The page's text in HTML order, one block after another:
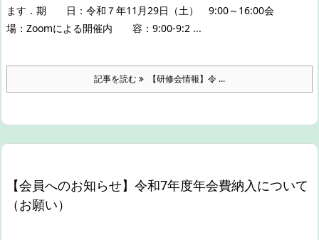
ます． 期 日：令和７年11月29日（土） 9:00～16:00会
場：Zoomによる開催内 容： 9:00-9:2 ...
記事を読む 【研修会情報】令 ...
【会員へのお知らせ】令和7年度年会費納入について
（お願い）